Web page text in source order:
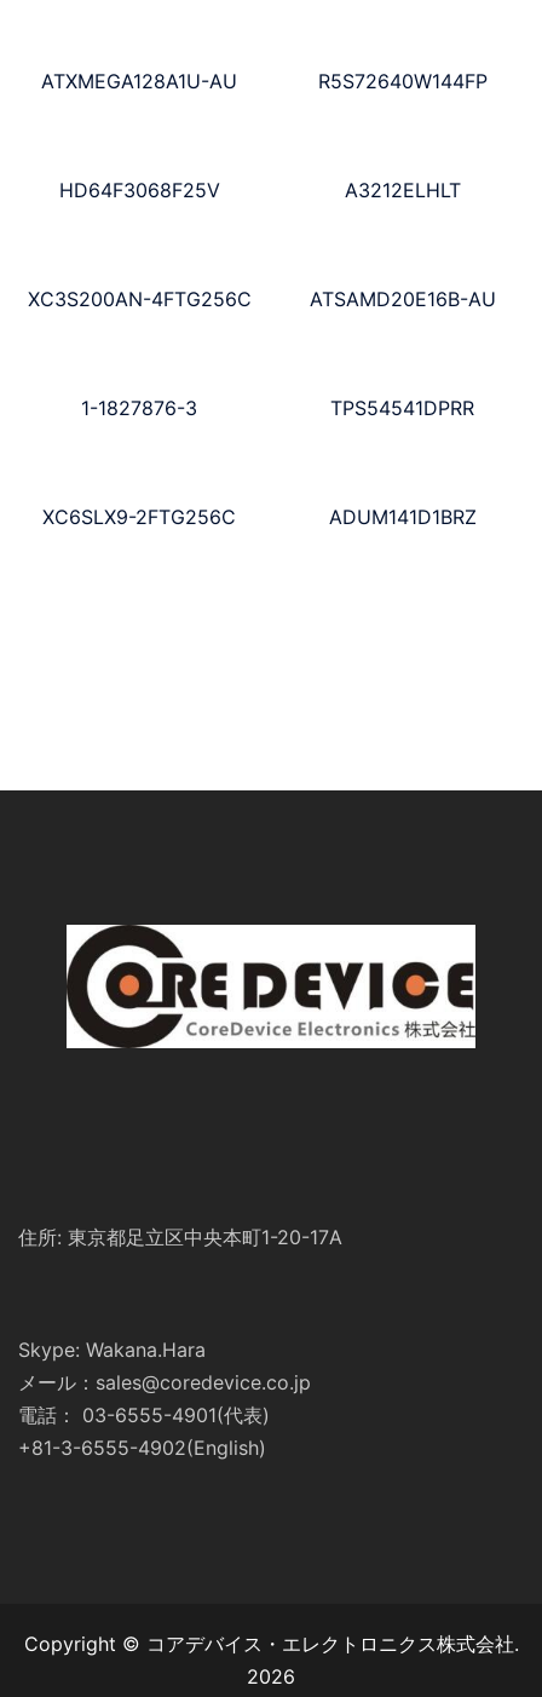
ATXMEGA128A1U-AU R5S72640W144FP
HD64F3068F25V A3212ELHLT
XC3S200AN-4FTG256C ATSAMD20E16B-AU
1-1827876-3 TPS54541DPRR
XC6SLX9-2FTG256C ADUM141D1BRZ
住所: 東京都足立区中央本町1-20-17A
Skype: Wakana.Hara
メール：sales@coredevice.co.jp
電話： 03-6555-4901(代表)
+81-3-6555-4902(English)
Copyright © コアデバイス・エレクトロニクス株式会社.
2026